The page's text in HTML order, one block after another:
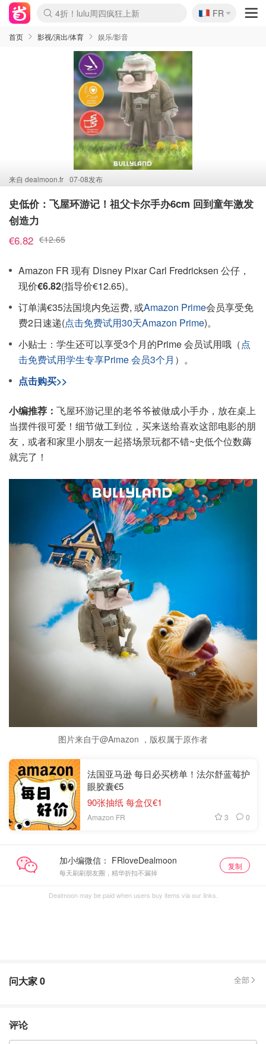
Boticinal 夏促开抢！
4折！lulu周四疯狂上新
还没结束！&OtherStories大促
Joybuy变相75折 随时失效
速领！Stanley独家85折
疑似霸哥！Camper额外叠85折
Zalando 奥莱闪促！每日更新
Moncler反季囤！5折起+叠9折
Coach Brooklyn仅€192
🇫🇷
FR
首页 影视/演出/体育 娱乐/影音
来自 dealmoon.fr 07-08发布
史低价：飞屋环游记！祖父卡尔手办6cm 回到童年激发
创造力
€6.82 €12.65
Amazon FR 现有 Disney Pixar Carl Fredricksen 公仔，
现价€6.82(指导价€12.65)。
订单满€35法国境内免运费, 或Amazon Prime会员享受免
费2日速递(点击免费试用30天Amazon Prime)。
小贴士：学生还可以享受3个月的Prime 会员试用哦（点
击免费试用学生专享Prime 会员3个月 ）。
点击购买>>
小编推荐： 飞屋环游记里的老爷爷被做成小手办，放在桌上
当摆件很可爱！细节做工到位，买来送给喜欢这部电影的朋
友，或者和家里小朋友一起搭场景玩都不错~史低个位数薅
就完了！
图片来自于@Amazon ，版权属于原作者
法国亚马逊 每日必买榜单！法尔舒蓝莓护
眼胶囊€5
90张抽纸 每盒仅€1
Amazon FR 3 0
加小编微信：
每天刷刷朋友圈，精华折扣不漏掉
复制
Dealmoon may be paid when users buy items via our links.
问大家0 全部
评论